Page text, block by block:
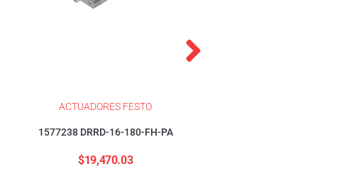
ACTUADORES FESTO
1577238 DRRD-16-180-FH-PA
$19,470.03